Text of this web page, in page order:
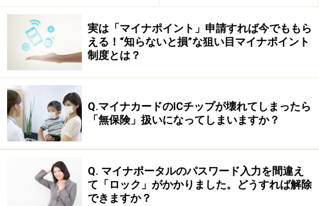
※ 負債額1,000万円以上、2月9日発表。
このように、産業界では、景気の悪いニュースばかりが
飛び交っていますが、一方で、過去最大の収益を上げて
いる企業も、確実に存在します。一体なぜ、怒涛の不景
気の中で業績を伸ばせる？ 不況知らずの企業の実態に
迫ってみると……
次のページへ
※記事内容は執筆時点のものです。最新の内容をご確認くださ
実は「マイナポイント」申請すれば今でももら
える！“知らないと損”な狙い目マイナポイント
制度とは？
Q.マイナカードのICチップが壊れてしまったら
「無保険」扱いになってしまいますか？
Q. マイナポータルのパスワード入力を間違え
て「ロック」がかかりました。どうすれば解除
できますか？